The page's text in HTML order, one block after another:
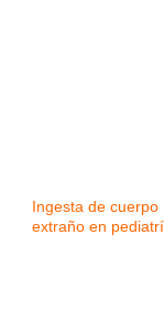
Ingesta de cuerpo
extraño en